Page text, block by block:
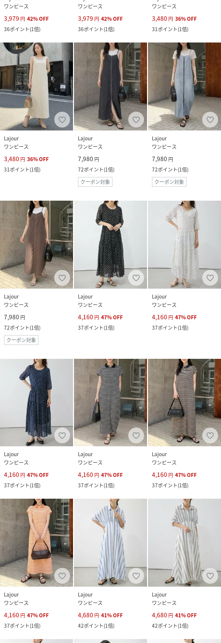
ワンピース
3,979 円 42%OFF
36ポイント(1倍)
ワンピース
3,979 円 42%OFF
36ポイント(1倍)
ワンピース
3,480 円 36%OFF
31ポイント(1倍)
Lajour
ワンピース
3,480 円 36%OFF
31ポイント(1倍)
Lajour
ワンピース
7,980 円
72ポイント(1倍)
クーポン対象
Lajour
ワンピース
7,980 円
72ポイント(1倍)
クーポン対象
Lajour
ワンピース
7,980 円
72ポイント(1倍)
クーポン対象
Lajour
ワンピース
4,160 円 47%OFF
37ポイント(1倍)
Lajour
ワンピース
4,160 円 47%OFF
37ポイント(1倍)
Lajour
ワンピース
4,160 円 47%OFF
37ポイント(1倍)
Lajour
ワンピース
4,160 円 47%OFF
37ポイント(1倍)
Lajour
ワンピース
4,160 円 47%OFF
37ポイント(1倍)
Lajour
ワンピース
4,160 円 47%OFF
37ポイント(1倍)
Lajour
ワンピース
4,680 円 41%OFF
42ポイント(1倍)
Lajour
ワンピース
4,680 円 41%OFF
42ポイント(1倍)